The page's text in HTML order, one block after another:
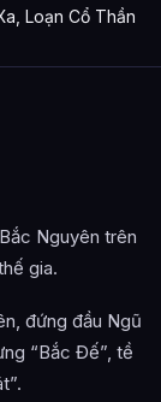
Loạn Cổ Thần
Nguyên trên
gia.
đứng đầu Ngũ
“Bắc Đế”, tề